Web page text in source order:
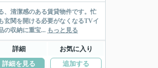
、清潔感のある賃貸物件です。忙
玄関を開ける必要がなくなるTVイ
の収納に重宝... もっと見る
詳細
お気に入り
詳細を見る 追加する